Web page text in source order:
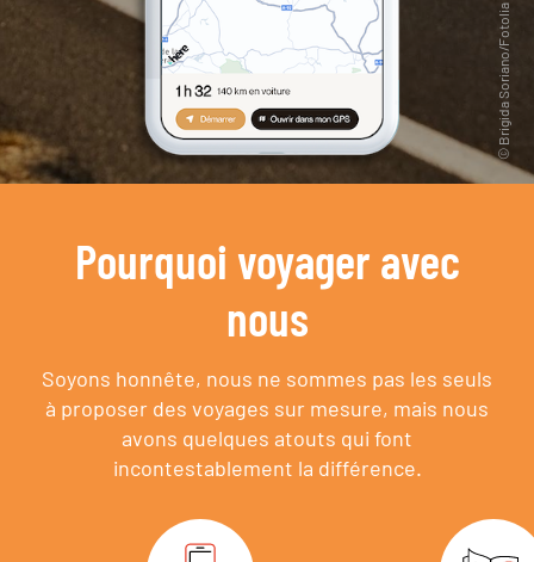
Pourquoi voyager avec
nous
Soyons honnête, nous ne sommes pas les seuls
à proposer des voyages sur mesure, mais nous
avons quelques atouts qui font
incontestablement la différence.